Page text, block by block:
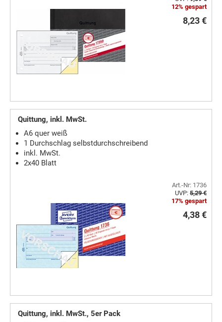
12% gespart
8,23 €
Quittung, inkl. MwSt.
A6 quer weiß
1 Durchschlag selbstdurchschreibend
inkl. MwSt.
2x40 Blatt
Art.-Nr: 1736
UVP: 5,29 €
17% gespart
4,38 €
Quittung, inkl. MwSt., 5er Pack